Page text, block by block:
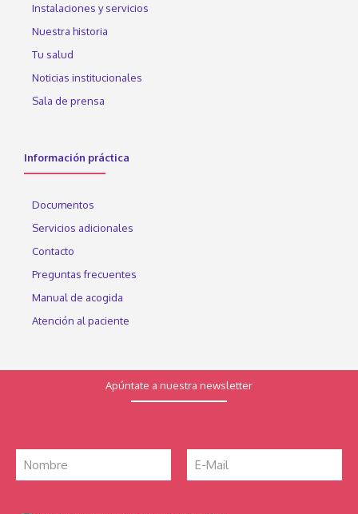
Instalaciones y servicios
Nuestra historia
Tu salud
Noticias institucionales
Sala de prensa
Información práctica
Documentos
Servicios adicionales
Contacto
Preguntas frecuentes
Manual de acogida
Atención al paciente
Apúntate a nuestra newsletter